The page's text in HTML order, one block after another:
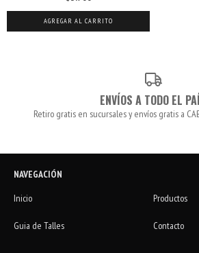
AGREGAR AL CARRITO
ENVÍOS A TODO EL
Retiro gratis en sucursales y envíos gratis a
NAVEGACIÓN
Inicio
Productos
Guia de Talles Contacto